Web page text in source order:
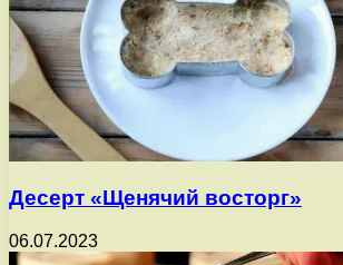
Десерт «Щенячий восторг»
06.07.2023